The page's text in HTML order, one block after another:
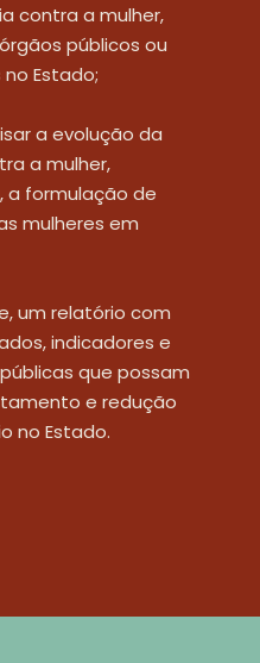
contra a mulher,
públicos ou
Estado;
a evolução da
a mulher,
a formulação de
mulheres em
um relatório com
indicadores e
que possam
e redução
no Estado.